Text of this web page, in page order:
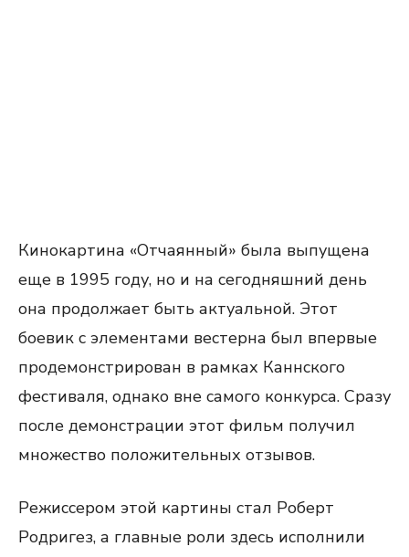
Кинокартина «Отчаянный» была выпущена
еще в 1995 году, но и на сегодняшний день
она продолжает быть актуальной. Этот
боевик с элементами вестерна был впервые
продемонстрирован в рамках Каннского
фестиваля, однако вне самого конкурса. Сразу
после демонстрации этот фильм получил
множество положительных отзывов.
Режиссером этой картины стал Роберт
Родригез, а главные роли здесь исполнили